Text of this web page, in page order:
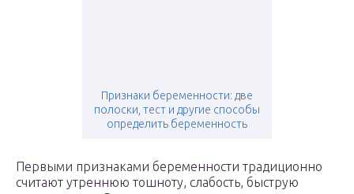
Признаки беременности: две
полоски, тест и другие способы
определить беременность
Первыми признаками беременности традиционно
считают утреннюю тошноту, слабость, быструю